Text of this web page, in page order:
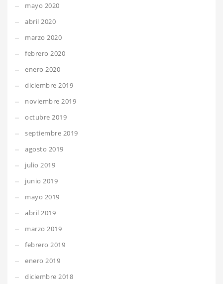
mayo 2020
abril 2020
marzo 2020
febrero 2020
enero 2020
diciembre 2019
noviembre 2019
octubre 2019
septiembre 2019
agosto 2019
julio 2019
junio 2019
mayo 2019
abril 2019
marzo 2019
febrero 2019
enero 2019
diciembre 2018